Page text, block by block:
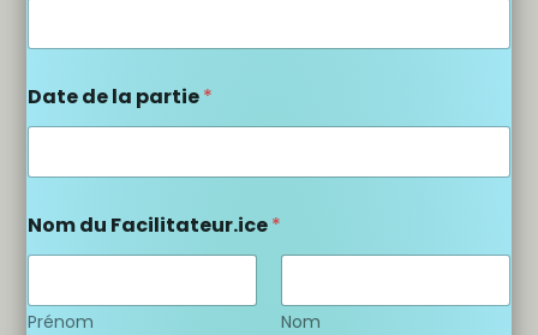
Date de la partie*
Nom du Facilitateur.ice*
Prénom Nom